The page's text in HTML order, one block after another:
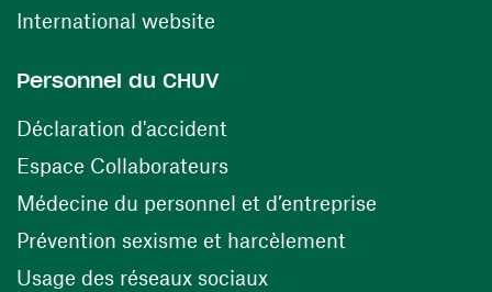
International website
Personnel du CHUV
Déclaration d'accident
Espace Collaborateurs(ouvre une nouvelle fenêtre)
Médecine du personnel et d’entreprise
Prévention sexisme et harcèlement
Usage des réseaux sociaux(ouvre une nouvelle